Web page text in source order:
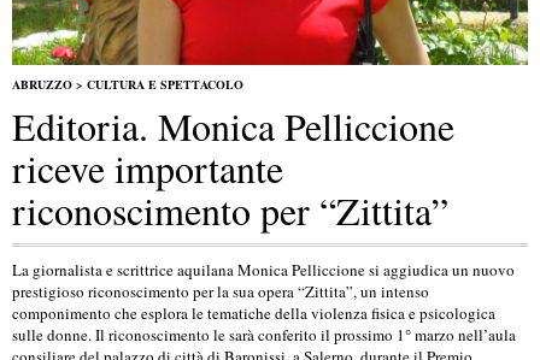
ABRUZZO > CULTURA E SPETTACOLO
Editoria. Monica Pelliccione
riceve importante
riconoscimento per “Zittita”
La giornalista e scrittrice aquilana Monica Pelliccione si aggiudica un nuovo
prestigioso riconoscimento per la sua opera “Zittita”, un intenso
componimento che esplora le tematiche della violenza fisica e psicologica
sulle donne. Il riconoscimento le sarà conferito il prossimo 1° marzo nell’aula